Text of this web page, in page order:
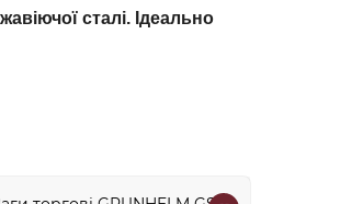
сталі. Ідеально